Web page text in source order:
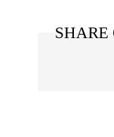
SHARE